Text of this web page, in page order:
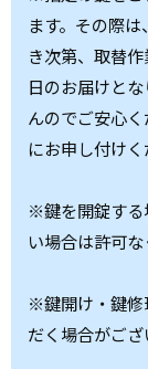
ます。その際
き次第、取替
日のお届けと
んのでご安心
にお申し付けく
※鍵を開錠する
い場合は許可
※鍵開け・鍵修
だく場合がござ